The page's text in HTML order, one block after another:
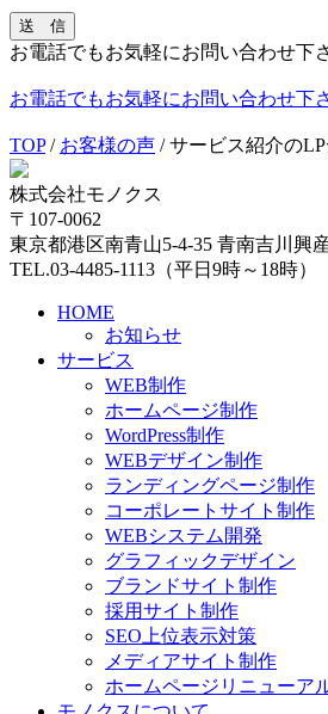
送 信
お電話でもお気軽にお問い合わせ下
お電話でもお気軽にお問い合わせ下
TOP / お客様の声 / サービス紹介の
株式会社モノクス
〒107-0062
東京都港区南青山5-4-35 青南吉川興
TEL.03-4485-1113（平日9時～18時）
HOME
お知らせ
サービス
WEB制作
ホームページ制作
WordPress制作
WEBデザイン制作
ランディングページ制作
コーポレートサイト制作
WEBシステム開発
グラフィックデザイン
ブランドサイト制作
採用サイト制作
SEO上位表示対策
メディアサイト制作
ホームページリニューア